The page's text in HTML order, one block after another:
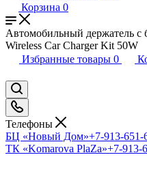
Корзина 0
Автомобильный держатель с
Wireless Car Charger Kit 50W
Избранные товары 0
Телефоны
БЦ «Новый Дом»+7-913-651-
ТК «Komarova PlaZa»+7-913-